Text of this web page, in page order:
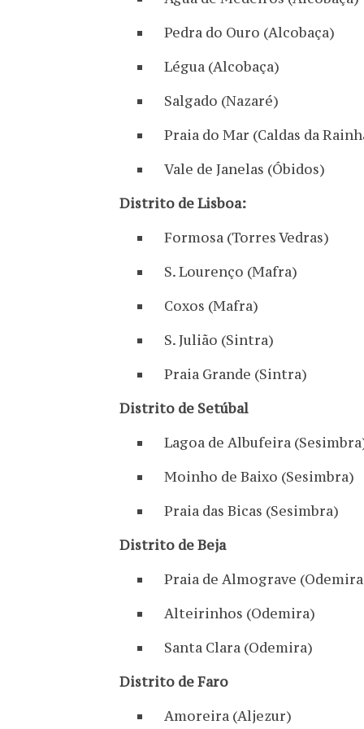
Pedra do Ouro (Alcobaça)
Légua (Alcobaça)
Salgado (Nazaré)
Praia do Mar (Caldas da
Vale de Janelas (Óbidos)
Distrito de Lisboa:
Formosa (Torres Vedras)
S. Lourenço (Mafra)
Coxos (Mafra)
S. Julião (Sintra)
Praia Grande (Sintra)
Distrito de Setúbal
Lagoa de Albufeira
Moinho de Baixo (Sesimbra)
Praia das Bicas (Sesimbra)
Distrito de Beja
Praia de Almograve
Alteirinhos (Odemira)
Santa Clara (Odemira)
Distrito de Faro
Amoreira (Aljezur)